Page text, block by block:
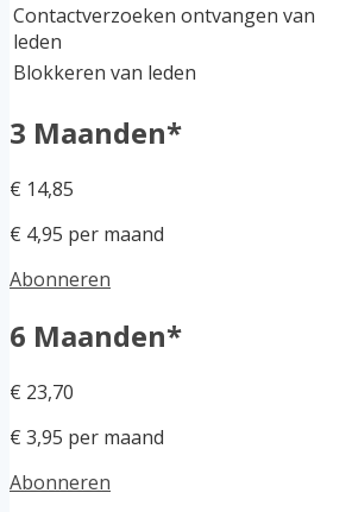
Contactverzoeken ontvangen van
leden
Blokkeren van leden
3 Maanden*
€ 14,85
€ 4,95 per maand
Abonneren
6 Maanden*
€ 23,70
€ 3,95 per maand
Abonneren